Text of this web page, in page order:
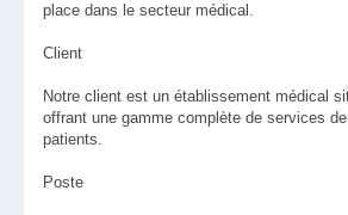
place dans le secteur médical.
Client
Notre client est un établissement médical
offrant une gamme complète de services
patients.
Poste